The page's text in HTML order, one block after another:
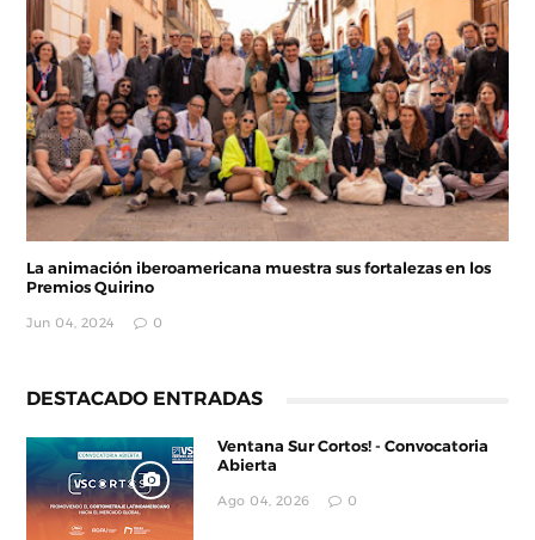
La animación iberoamericana muestra sus fortalezas en los
Premios Quirino
Jun 04, 2024 0
DESTACADO ENTRADAS
Ventana Sur Cortos! - Convocatoria
Abierta
Ago 04, 2026 0